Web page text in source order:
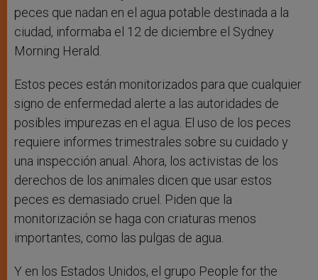
peces que nadan en el agua potable destinada a la
ciudad, informaba el 12 de diciembre el Sydney
Morning Herald.
Estos peces están monitorizados para que cualquier
signo de enfermedad alerte a las autoridades de
posibles impurezas en el agua. El uso de los peces
requiere informes trimestrales sobre su cuidado y
una inspección anual. Ahora, los activistas de los
derechos de los animales dicen que usar estos
peces es demasiado cruel. Piden que la
monitorización se haga con criaturas menos
importantes, como las pulgas de agua.
Y en los Estados Unidos, el grupo People for the